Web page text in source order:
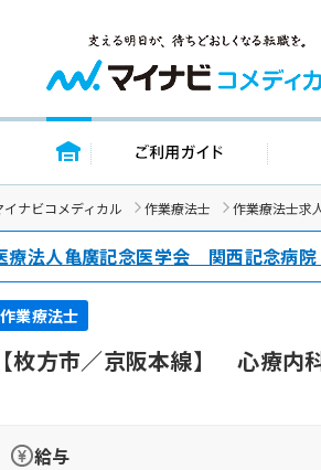
トップページ ご利用ガイ
イナビコメディカル 作業療法士 作業療法士求
療法人亀廣記念医学会 関西記念病院
作業療法士
【枚方市／京阪本線】 心療内
給与